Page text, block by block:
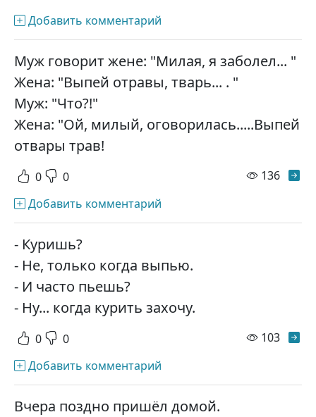
Добавить комментарий
Муж говорит жене: "Милая, я заболел... "
Жена: "Выпей отравы, тварь... . "
Муж: "Что?!"
Жена: "Ой, милый, оговорилась.....Выпей
отвары трав!
0 0 136
Добавить комментарий
- Куришь?
- Не, только когда выпью.
- И часто пьешь?
- Ну... когда курить захочу.
0 0 103
Добавить комментарий
Вчера поздно пришёл домой.